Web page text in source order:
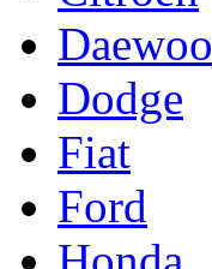
Daewoo
Dodge
Fiat
Ford